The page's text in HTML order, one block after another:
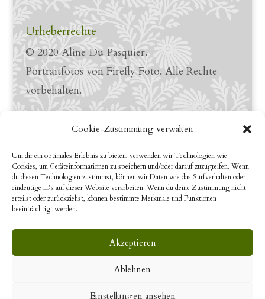
Cookie-Zustimmung verwalten
Um dir ein optimales Erlebnis zu bieten, verwenden wir Technologien wie
Cookies, um Geräteinformationen zu speichern und/oder darauf zuzugreifen. Wenn
du diesen Technologien zustimmst, können wir Daten wie das Surfverhalten oder
eindeutige IDs auf dieser Website verarbeiten. Wenn du deine Zustimmung nicht
erteilst oder zurückziehst, können bestimmte Merkmale und Funktionen
beeinträchtigt werden.
Akzeptieren
Ablehnen
Einstellungen ansehen
Urheberrechte
© 2020 Aline Du Pasquier.
Portraitfotos von Firefly Foto. Alle Rechte
vorbehalten.
LinkedIn Profile
YouTube